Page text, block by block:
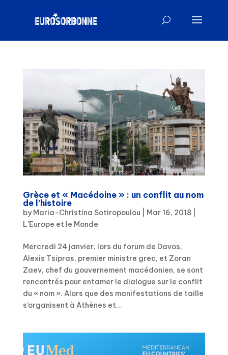
Grèce et « Macédoine » : un conflit au nom
de l’histoire
by Maria-Christina Sotiropoulou Mar 16, 2018|
L'Europe et le Monde
Mercredi 24 janvier, lors du forum de Davos,
Alexis Tsipras, premier ministre grec, et Zoran
Zaev, chef du gouvernement macédonien, se sont
rencontrés pour entamer le dialogue sur le conflit
du « nom ». Alors que des manifestations de taille
s’organisent à Athènes et...